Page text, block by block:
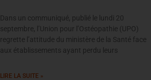
Dans un communiqué, publié le lundi 20
septembre, l’Union pour l’Ostéopathie (UPO)
regrette l’attitude du ministère de la Santé face
aux établissements ayant perdu leurs
LIRE LA SUITE »